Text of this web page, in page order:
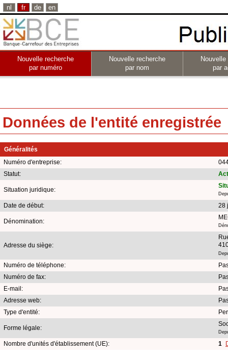
nl fr de en
Nouvelle recherche
par numéro
Nouvelle recherche
par nom
par
Données de l'entité enregistrée
Généralités
Numéro d'entreprise:
Statut:
Situation juridique:
Date de début: 28
Dénomination:
Adresse du siège:
Numéro de téléphone:
Numéro de fax:
E-mail:
Adresse web:
Type d'entité:
Forme légale:
Nombre d'unités d'établissement (UE): 1